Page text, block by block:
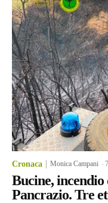
Cronaca Monica Campani -
Bucine, incendio
Pancrazio. Tre